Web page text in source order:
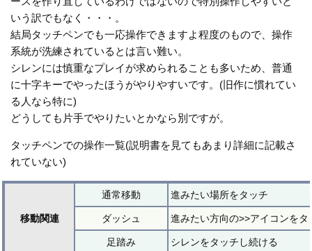
いう訳でもなく・・・。
結局タッチペンでも一応操作できますよ程度のもので、操作
系統が洗練されているとは言い難い。
シレンには慎重なプレイが求められることも多いため、普通
に十字キーでやったほうがやりやすいです。(旧作に慣れてい
る人なら特に)
どうしても片手でやりたいとかなら別ですが。
タッチペンでの操作一覧(説明書を見てもあまり詳細に記載さ
れていない)
移動関連
通常移動 進みたい場所をタッチ
ダッシュ 進みたい方向の>>アイコンをタ
足踏み シレンをタッチし続ける